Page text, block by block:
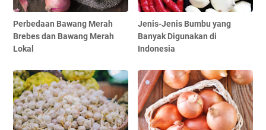
Perbedaan Bawang Merah
Brebes dan Bawang Merah
Lokal
Jenis-Jenis Bumbu yang
Banyak Digunakan di
Indonesia